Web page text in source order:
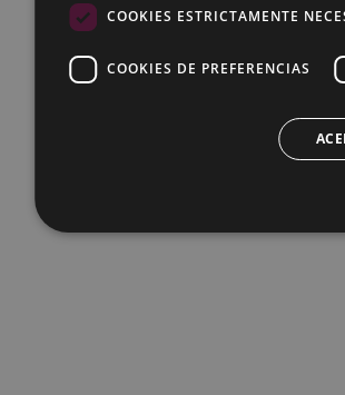
COOKIES ESTRICTAMENTE
COOKIES DE PREFERENCIAS